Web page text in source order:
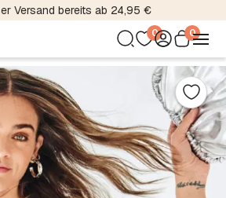
Versand bereits ab 24,95 €
0 0